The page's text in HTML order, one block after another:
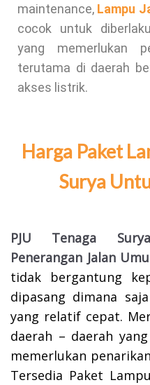
maintenance, Lampu
cocok untuk
yang memerlukan
terutama di daerah
akses listrik.
Harga Paket
Surya
PJU Tenaga Surya
Penerangan Jalan
tidak bergantung
dipasang dimana
yang relatif cepat.
daerah – daerah
memerlukan
Tersedia Paket